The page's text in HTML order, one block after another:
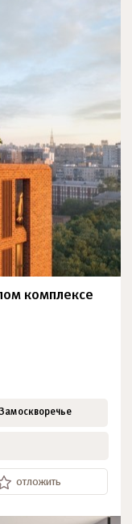
комплексе
Замоскворечье
отложить